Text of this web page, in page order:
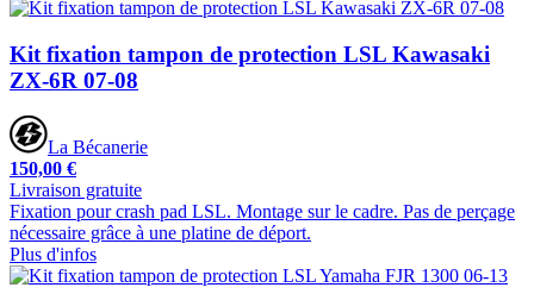
Kit fixation tampon de protection LSL Kawasaki
ZX-6R 07-08
La Bécanerie
150,00 €
Livraison gratuite
Fixation pour crash pad LSL. Montage sur le cadre. Pas de perçage
nécessaire grâce à une platine de déport.
Plus d'infos